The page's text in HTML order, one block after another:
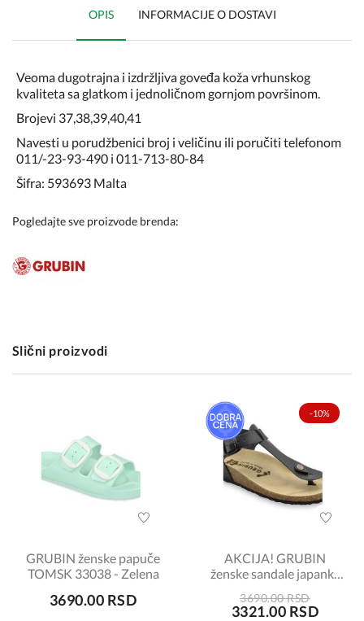
OPIS INFORMACIJE O DOSTAVI
Veoma dugotrajna i izdržljiva goveđa koža vrhunskog
kvaliteta sa glatkom i jednoličnom gornjom površinom.
Brojevi 37,38,39,40,41
Navesti u porudžbenici broj i veličinu ili poručiti telefonom
011/-23-93-490 i 011-713-80-84
Šifra: 593693 Malta
Pogledajte sve proizvode brenda:
Slični proizvodi
GRUBIN ženske papuče
TOMSK 33038 - Zelena
3690.00 RSD
-10%
AKCIJA! GRUBIN
ženske sandale japanke
broj:37
3690.00 RSD
3321.00 RSD